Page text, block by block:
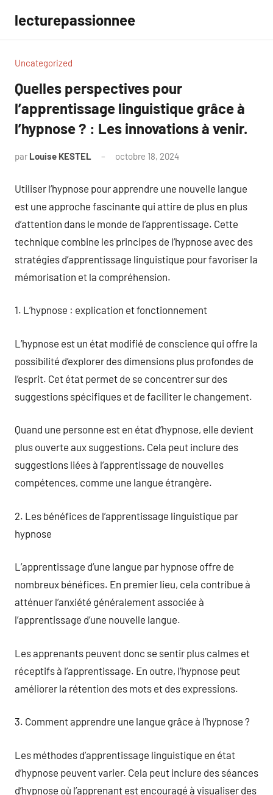
contenu
lecturepassionnee
Uncategorized
Quelles perspectives pour
l’apprentissage linguistique grâce à
l’hypnose ? : Les innovations à venir.
par Louise KESTEL octobre 18, 2024
Utiliser l’hypnose pour apprendre une nouvelle langue
est une approche fascinante qui attire de plus en plus
d’attention dans le monde de l’apprentissage. Cette
technique combine les principes de l’hypnose avec des
stratégies d’apprentissage linguistique pour favoriser la
mémorisation et la compréhension.
1. L’hypnose : explication et fonctionnement
L’hypnose est un état modifié de conscience qui offre la
possibilité d’explorer des dimensions plus profondes de
l’esprit. Cet état permet de se concentrer sur des
suggestions spécifiques et de faciliter le changement.
Quand une personne est en état d’hypnose, elle devient
plus ouverte aux suggestions. Cela peut inclure des
suggestions liées à l’apprentissage de nouvelles
compétences, comme une langue étrangère.
2. Les bénéfices de l’apprentissage linguistique par
hypnose
L’apprentissage d’une langue par hypnose offre de
nombreux bénéfices. En premier lieu, cela contribue à
atténuer l’anxiété généralement associée à
l’apprentissage d’une nouvelle langue.
Les apprenants peuvent donc se sentir plus calmes et
réceptifs à l’apprentissage. En outre, l’hypnose peut
améliorer la rétention des mots et des expressions.
3. Comment apprendre une langue grâce à l’hypnose ?
Les méthodes d’apprentissage linguistique en état
d’hypnose peuvent varier. Cela peut inclure des séances
d’hypnose où l’apprenant est encouragé à visualiser des